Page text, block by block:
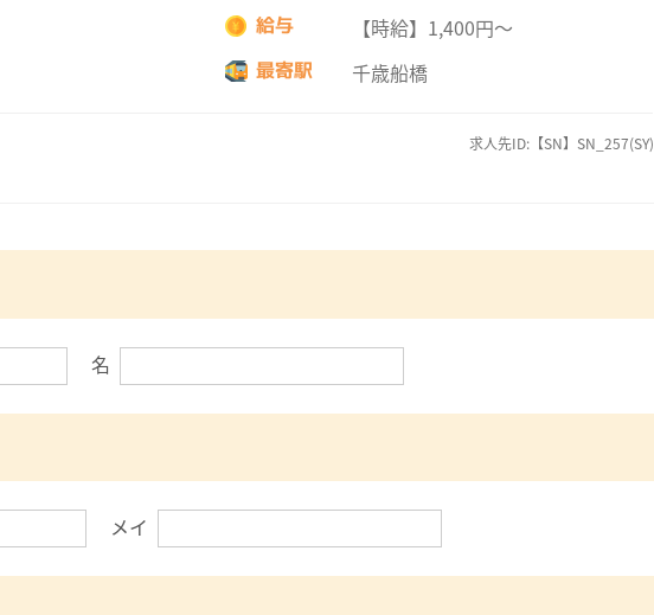
給与 【時給】1,400円～
最寄駅 千歳船橋
求人先ID:【SN】SN_257(SY)
名
メイ